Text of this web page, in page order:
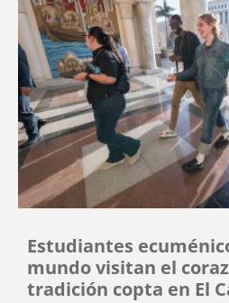
Estudiantes
mundo visitan el
tradición copta en El